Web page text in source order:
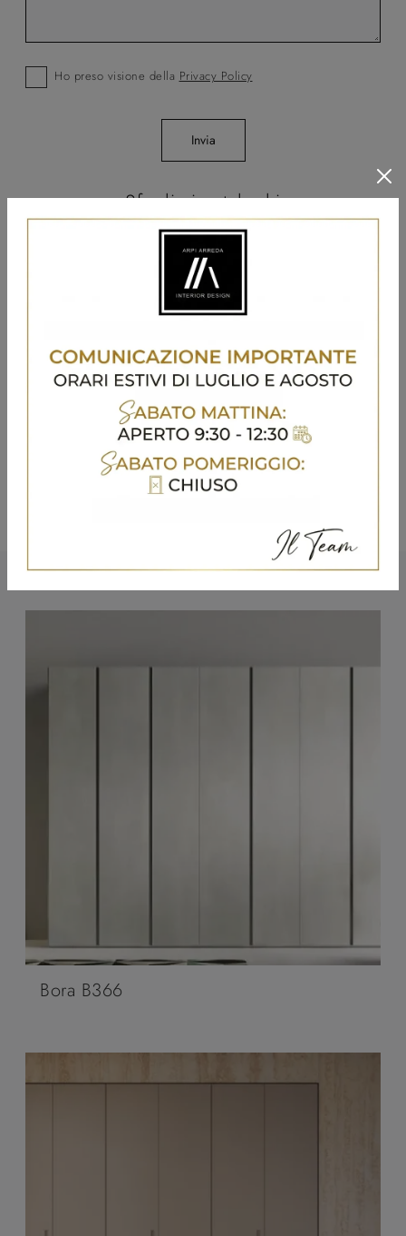
Sfoglia i cataloghi
Ho preso visione della Privacy Policy
Invia
Potrebbero piacerti anche
Bora B366